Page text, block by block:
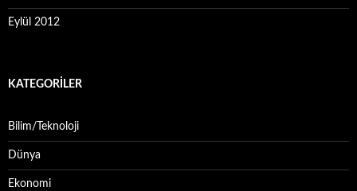
Eylül 2012
KATEGORILER
Bilim/Teknoloji
Dünya
Ekonomi